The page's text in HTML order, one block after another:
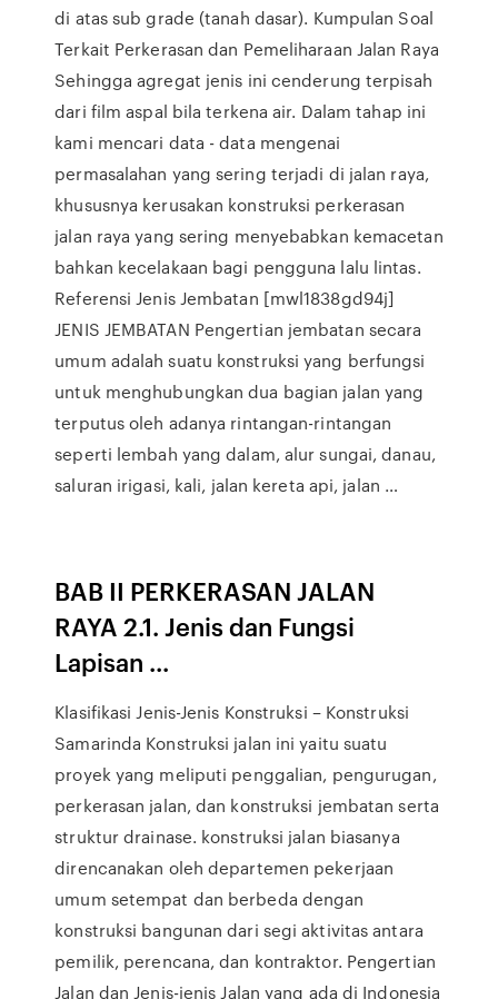
di atas sub grade (tanah dasar). Kumpulan Soal
Terkait Perkerasan dan Pemeliharaan Jalan Raya
Sehingga agregat jenis ini cenderung terpisah
dari film aspal bila terkena air. Dalam tahap ini
kami mencari data - data mengenai
permasalahan yang sering terjadi di jalan raya,
khususnya kerusakan konstruksi perkerasan
jalan raya yang sering menyebabkan kemacetan
bahkan kecelakaan bagi pengguna lalu lintas.
Referensi Jenis Jembatan [mwl1838gd94j]
JENIS JEMBATAN Pengertian jembatan secara
umum adalah suatu konstruksi yang berfungsi
untuk menghubungkan dua bagian jalan yang
terputus oleh adanya rintangan-rintangan
seperti lembah yang dalam, alur sungai, danau,
saluran irigasi, kali, jalan kereta api, jalan …
BAB II PERKERASAN JALAN
RAYA 2.1. Jenis dan Fungsi
Lapisan ...
Klasifikasi Jenis-Jenis Konstruksi – Konstruksi
Samarinda Konstruksi jalan ini yaitu suatu
proyek yang meliputi penggalian, pengurugan,
perkerasan jalan, dan konstruksi jembatan serta
struktur drainase. konstruksi jalan biasanya
direncanakan oleh departemen pekerjaan
umum setempat dan berbeda dengan
konstruksi bangunan dari segi aktivitas antara
pemilik, perencana, dan kontraktor. Pengertian
Jalan dan Jenis-jenis Jalan yang ada di Indonesia